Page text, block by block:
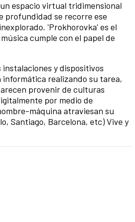
espacio virtual tridimensional
profundidad se recorre ese
'Prokhorovka' es el
cumple con el papel de
y dispositivos
realizando su tarea,
provenir de culturas
por medio de
máquina atraviesan su
Santiago, Barcelona, etc) Vive y